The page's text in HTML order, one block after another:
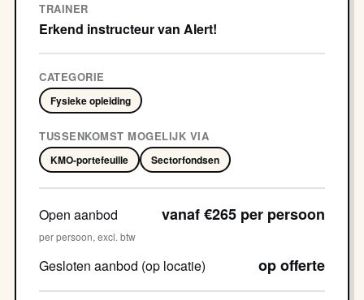
TRAINER
Erkend instructeur van Alert!
CATEGORIE
Fysieke opleiding
TUSSENKOMST MOGELIJK VIA
KMO-portefeuille Sectorfondsen
Open aanbod vanaf €265 per persoon
per persoon, excl. btw
Gesloten aanbod (op locatie) op offerte